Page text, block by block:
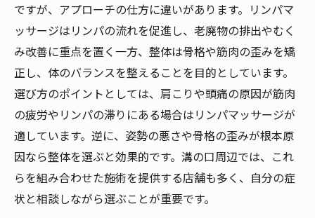
ですが、アプローチの仕方に違いがあります。リンパマ
ッサージはリンパの流れを促進し、老廃物の排出やむく
み改善に重点を置く一方、整体は骨格や筋肉の歪みを矯
正し、体のバランスを整えることを目的としています。
選び方のポイントとしては、肩こりや頭痛の原因が筋肉
の疲労やリンパの滞りにある場合はリンパマッサージが
適しています。逆に、姿勢の悪さや骨格の歪みが根本原
因なら整体を選ぶと効果的です。溝の口周辺では、これ
らを組み合わせた施術を提供する店舗も多く、自分の症
状と相談しながら選ぶことが重要です。